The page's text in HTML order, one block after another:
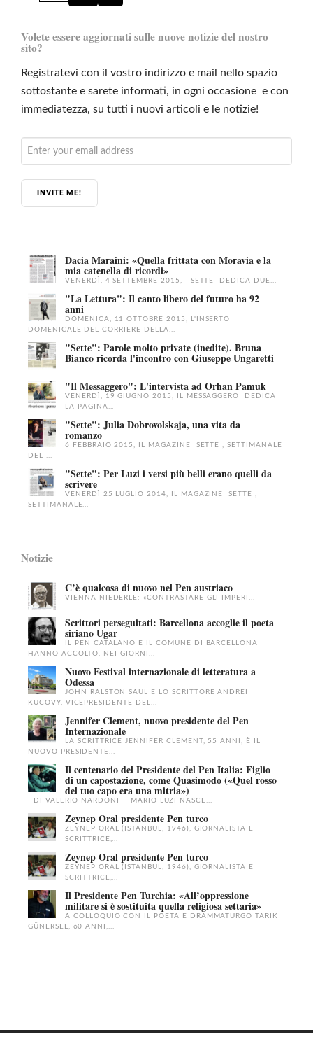
Volete essere aggiornati sulle nuove notizie del nostro
sito?
Registratevi con il vostro indirizzo e mail nello spazio
sottostante e sarete informati, in ogni occasione e con
immediatezza, su tutti i nuovi articoli e le notizie!
INVITE ME!
Dacia Maraini: «Quella frittata con Moravia e la
mia catenella di ricordi»
VENERDÌ, 4 SETTEMBRE 2015, SETTE DEDICA DUE...
"La Lettura": Il canto libero del futuro ha 92
anni
DOMENICA, 11 OTTOBRE 2015, L'INSERTO
DOMENICALE DEL CORRIERE DELLA...
"Sette": Parole molto private (inedite). Bruna
Bianco ricorda l'incontro con Giuseppe Ungaretti
"Il Messaggero": L'intervista ad Orhan Pamuk
VENERDÌ, 19 GIUGNO 2015, IL MESSAGGERO DEDICA
LA PAGINA...
"Sette": Julia Dobrovolskaja, una vita da
romanzo
6 FEBBRAIO 2015, IL MAGAZINE SETTE , SETTIMANALE
DEL ...
"Sette": Per Luzi i versi più belli erano quelli da
scrivere
VENERDÌ 25 LUGLIO 2014, IL MAGAZINE SETTE ,
SETTIMANALE...
Notizie
C’è qualcosa di nuovo nel Pen austriaco
VIENNA NIEDERLE: «CONTRASTARE GLI IMPERI...
Scrittori perseguitati: Barcellona accoglie il poeta
siriano Ugar
IL PEN CATALANO E IL COMUNE DI BARCELLONA
HANNO ACCOLTO, NEI GIORNI...
Nuovo Festival internazionale di letteratura a
Odessa
JOHN RALSTON SAUL E LO SCRITTORE ANDREI
KUCOVY, VICEPRESIDENTE DEL...
Jennifer Clement, nuovo presidente del Pen
Internazionale
LA SCRITTRICE JENNIFER CLEMENT, 55 ANNI, È IL
NUOVO PRESIDENTE...
Il centenario del Presidente del Pen Italia: Figlio
di un capostazione, come Quasimodo («Quel rosso
del tuo capo era una mitria»)
DI VALERIO NARDONI MARIO LUZI NASCE...
Zeynep Oral presidente Pen turco
ZEYNEP ORAL (ISTANBUL, 1946), GIORNALISTA E
SCRITTRICE,...
Zeynep Oral presidente Pen turco
ZEYNEP ORAL (ISTANBUL, 1946), GIORNALISTA E
SCRITTRICE,...
Il Presidente Pen Turchia: «All’oppressione
militare si è sostituita quella religiosa settaria»
A COLLOQUIO CON IL POETA E DRAMMATURGO TARIK
GÜNERSEL, 60 ANNI,...